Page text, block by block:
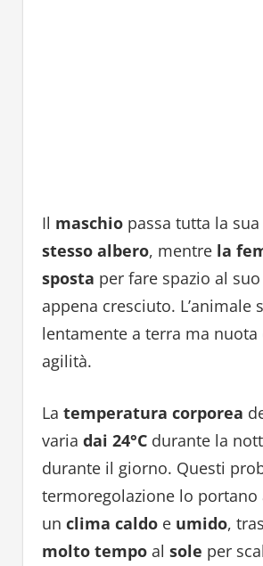
Il maschiopassa tutta la
stesso albero, mentre la
sposta per fare spazio al
appena cresciuto. L’animale
lentamente a terra ma nuota
agilità.
La temperatura corporea
varia dai 24°Cdurante la
durante il giorno. Questi
termoregolazione lo portano
un clima caldo eumido,
molto tempoal sole per